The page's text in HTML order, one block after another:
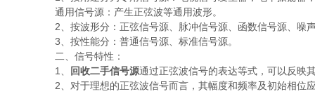
通用信号源：产生正弦波等通用波形。
2、按波形分：正弦信号源、脉冲信号源、函数信号源、噪
3、按性能分：普通信号源、标准信号源。
二、信号特性：
1、
回收二手信号源通过正弦波信号的表达等式，可以反映
2、对于理想的正弦波信号而言，其幅度和频率及初始相位